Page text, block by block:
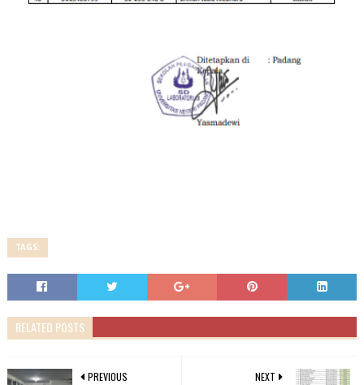
TAGS:
RELATED POSTS
NEXT
PREVIOUS